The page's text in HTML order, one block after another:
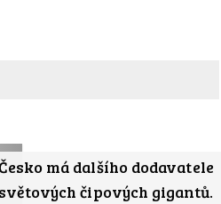
má dalšího dodavatele
světových čipových gigantů.